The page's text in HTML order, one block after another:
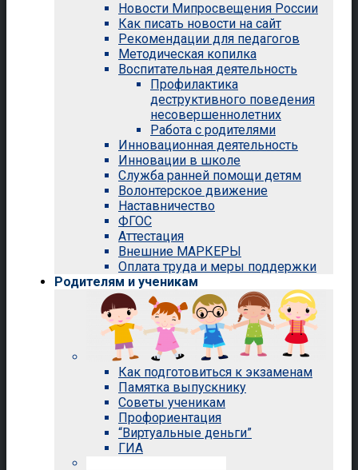
Новости Мипросвещения России
Как писать новости на сайт
Рекомендации для педагогов
Методическая копилка
Воспитательная деятельность
Профилактика
деструктивного поведения
несовершеннолетних
Работа с родителями
Инновационная деятельность
Инновации в школе
Служба ранней помощи детям
Волонтерское движение
Наставничество
ФГОС
Аттестация
Внешние МАРКЕРЫ
Оплата труда и меры поддержки
Родителям и ученикам
Как подготовиться к экзаменам
Памятка выпускнику
Советы ученикам
Профориентация
“Виртуальные деньги”
ГИА